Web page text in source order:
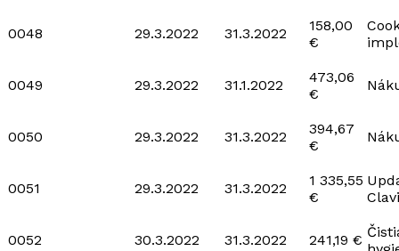
0048 29.3.2022 31.3.2022
158,00
€
0049 29.3.2022 31.1.2022
473,06
€
0050 29.3.2022 31.3.2022
394,67
€
0051 29.3.2022 31.3.2022
1 335,55
€
0052 30.3.2022 31.3.2022 241,19 €